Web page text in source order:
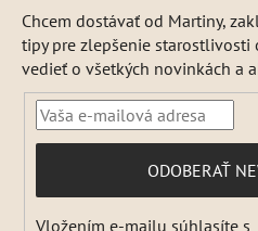
Chcem dostávať od Martiny,
tipy pre zlepšenie starostlivosti
vedieť o všetkých novinkách a
PRIHLÁSIŤ
SA
ODOBERAŤ
Vložením e-mailu súhlasíte s